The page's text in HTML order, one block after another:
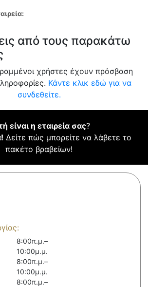
από τους παρακάτω
χρήστες έχουν πρόσβαση
Κάντε κλικ εδώ για να
συνδεθείτε.
είναι η εταιρεία σας?
Δείτε πώς μπορείτε να λάβετε το
πακέτο βραβείων!
8:00π.μ.–
10:00μ.μ.
8:00π.μ.–
10:00μ.μ.
8:00π.μ.–